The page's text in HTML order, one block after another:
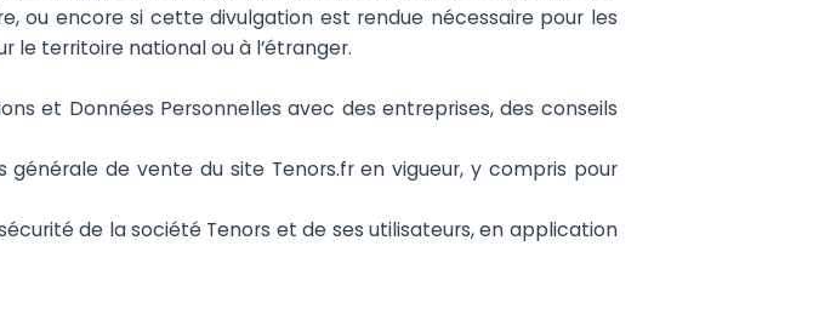
ou encore si cette divulgation est rendue nécessaire pour les
le territoire national ou à l’étranger.
et Données Personnelles avec des entreprises, des conseils
de vente du site Tenors.fr en vigueur, y compris pour
de la société Tenors et de ses utilisateurs, en application